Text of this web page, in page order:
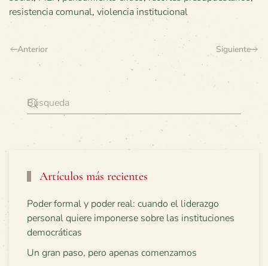
resistencia comunal, violencia institucional
Anterior Siguiente
Artículos más recientes
Poder formal y poder real: cuando el liderazgo
personal quiere imponerse sobre las instituciones
democráticas
Un gran paso, pero apenas comenzamos